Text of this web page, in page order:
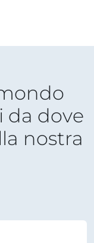
da dove
nostra